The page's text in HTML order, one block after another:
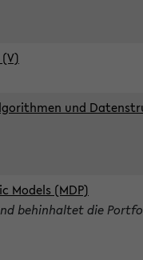
und
Models (MDP)
behinhaltet die